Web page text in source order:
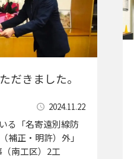
だきました。
2024.11.22
る「名寄遠別線防
補正・明許）外」
（南工区）2工